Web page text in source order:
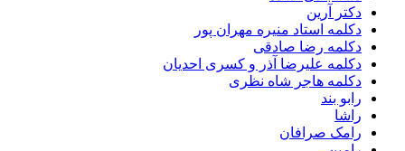
دکتر آرین
دکلمه استاد منیره مهران پور
دکلمه رضا صادقی
دکلمه علیرضا آذر و کسری احدیان
دکلمه هاجر شاه نظری
رابو بند
راشا
رامک صرافان